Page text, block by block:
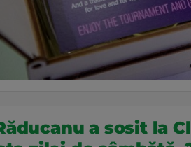
a sosit la